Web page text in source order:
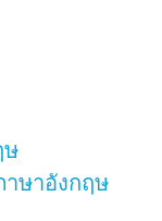
ษ
ษาอังกฤษ